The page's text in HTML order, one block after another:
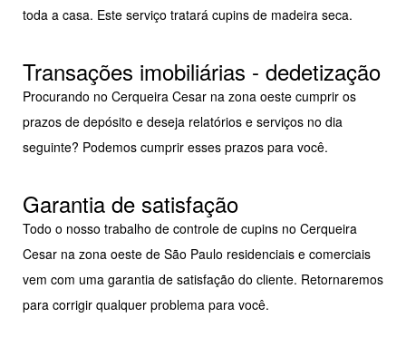
toda a casa. Este serviço tratará cupins de madeira seca.
Transações imobiliárias - dedetização
Procurando no Cerqueira Cesar na zona oeste cumprir os
prazos de depósito e deseja relatórios e serviços no dia
seguinte? Podemos cumprir esses prazos para você.
Garantia de satisfação
Todo o nosso trabalho de controle de cupins no Cerqueira
Cesar na zona oeste de São Paulo residenciais e comerciais
vem com uma garantia de satisfação do cliente. Retornaremos
para corrigir qualquer problema para você.